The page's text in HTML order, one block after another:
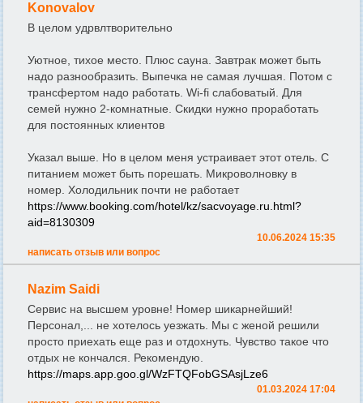
Konovalov
В целом удрвлтворительно
Уютное, тихое место. Плюс сауна. Завтрак может быть
надо разнообразить. Выпечка не самая лучшая. Потом с
трансфертом надо работать. Wi-fi слабоватый. Для
семей нужно 2-комнатные. Скидки нужно проработать
для постоянных клиентов
Указал выше. Но в целом меня устраивает этот отель. С
питанием может быть порешать. Микроволновку в
номер. Холодильник почти не работает
https://www.booking.com/hotel/kz/sacvoyage.ru.html?
aid=8130309
10.06.2024 15:35
написать отзыв или вопрос
Nazim Saidi
Сервис на высшем уровне! Номер шикарнейший!
Персонал,... не хотелось уезжать. Мы с женой решили
просто приехать еще раз и отдохнуть. Чувство такое что
отдых не кончался. Рекомендую.
https://maps.app.goo.gl/WzFTQFobGSAsjLze6
01.03.2024 17:04